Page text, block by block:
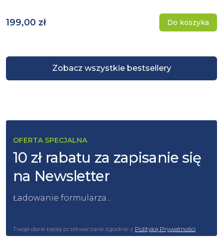
Zobacz wszystkie bestsellery
199,00 zł Do koszyka
OFERTA SPECJALNA
10 zł rabatu za zapisanie się
na Newsletter
Ładowanie formularza...
Twoje dane będą przetwarzane zgodnie z Polityką Prywatności